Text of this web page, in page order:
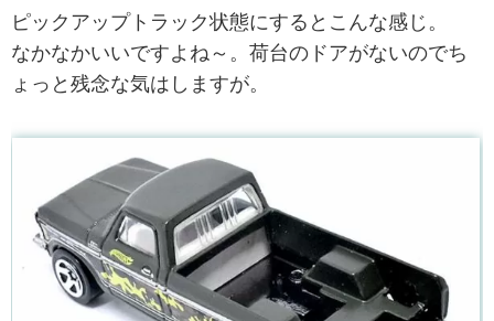
ピックアップトラック状態にするとこんな感じ。
なかなかいいですよね～。荷台のドアがないのでち
ょっと残念な気はしますが。